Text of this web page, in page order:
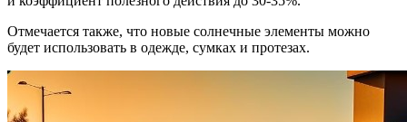
Отмечается также, что новые солнечные элементы можно
будет использовать в одежде, сумках и протезах.